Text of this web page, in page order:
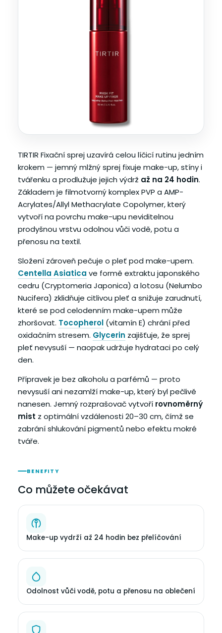
TIRTIR Fixační sprej uzavírá celou líčicí rutinu jedním
krokem — jemný mlžný sprej fixuje make-up, stíny i
tvářenku a prodlužuje jejich výdrž až na 24 hodin.
Základem je filmotvorný komplex PVP a AMP-
Acrylates/Allyl Methacrylate Copolymer, který
vytvoří na povrchu make-upu neviditelnou
prodyšnou vrstvu odolnou vůči vodě, potu a
přenosu na textil.
Složení zároveň pečuje o pleť pod make-upem.
Centella Asiatica ve formě extraktu japonského
cedru (Cryptomeria Japonica) a lotosu (Nelumbo
Nucifera) zklidňuje citlivou pleť a snižuje zarudnutí,
které se pod celodenním make-upem může
zhoršovat. Tocopherol (vitamín E) chrání před
oxidačním stresem. Glycerin zajišťuje, že sprej
pleť nevysuší — naopak udržuje hydrataci po celý
den.
Přípravek je bez alkoholu a parfémů — proto
nevysuší ani nezamlží make-up, který byl pečlivě
nanesen. Jemný rozprašovač vytvoří rovnoměrný
mist z optimální vzdálenosti 20–30 cm, čímž se
zabrání shlukování pigmentů nebo efektu mokré
tváře.
BENEFITY
Co můžete očekávat
Make-up vydrží až 24 hodin bez přelíčování
Odolnost vůči vodě, potu a přenosu na oblečení